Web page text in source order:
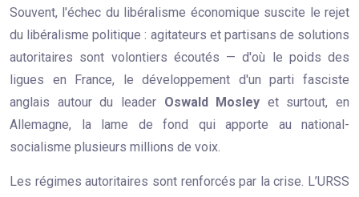
Souvent, l'échec du libéralisme économique suscite le rejet
du libéralisme politique : agitateurs et partisans de solutions
autoritaires sont volontiers écoutés — d'où le poids des
ligues en France, le développement d'un parti fasciste
anglais autour du leader Oswald Mosley et surtout, en
Allemagne, la lame de fond qui apporte au national-
socialisme plusieurs millions de voix.
Les régimes autoritaires sont renforcés par la crise. L’URSS